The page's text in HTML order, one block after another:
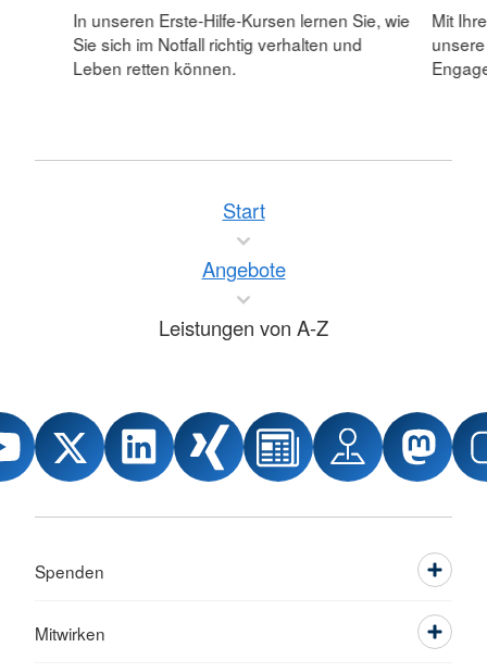
In unseren Erste-Hilfe-Kursen lernen Sie, wie
Sie sich im Notfall richtig verhalten und
Leben retten können.
Mit
Start
Angebote
Leistungen von A-Z
Spenden
Mitwirken